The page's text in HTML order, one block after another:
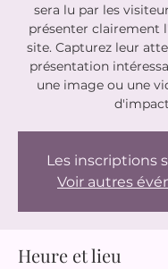
sera lu par les
présenter clairement
site. Capturez leur
présentation
une image ou une
Les inscriptions
Voir autres
Heure et lieu